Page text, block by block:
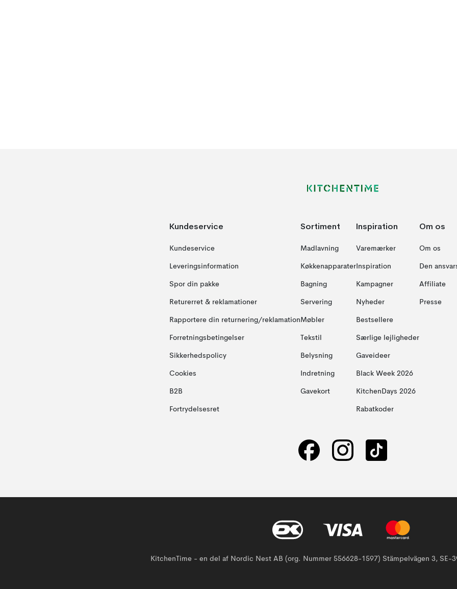
Kundeservice
Kundeservice
Leveringsinformation
Spor din pakke
Returerret & reklamationer
Rapportere din returnering/reklamation
Forretningsbetingelser
Sikkerhedspolicy
Cookies
B2B
Fortrydelsesret
Sortiment
Madlavning
Køkkenapparater
Bagning
Servering
Møbler
Tekstil
Belysning
Indretning
Gavekort
Inspiration
Varemærker
Inspiration
Kampagner
Nyheder
Bestsellere
Særlige lejligheder
Gaveideer
Black Week 2026
KitchenDays 2026
Rabatkoder
Om os
Om os
Den
Affiliate
Presse
KitchenTime - en del af Nordic Nest AB (org. Nummer 556628-1597) Stämpelvägen 3, SE-